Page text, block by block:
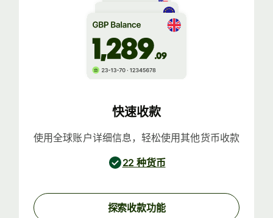
快速收款
使用全球账户详细信息，轻松使用其他货币收款
22 种货币
探索收款功能